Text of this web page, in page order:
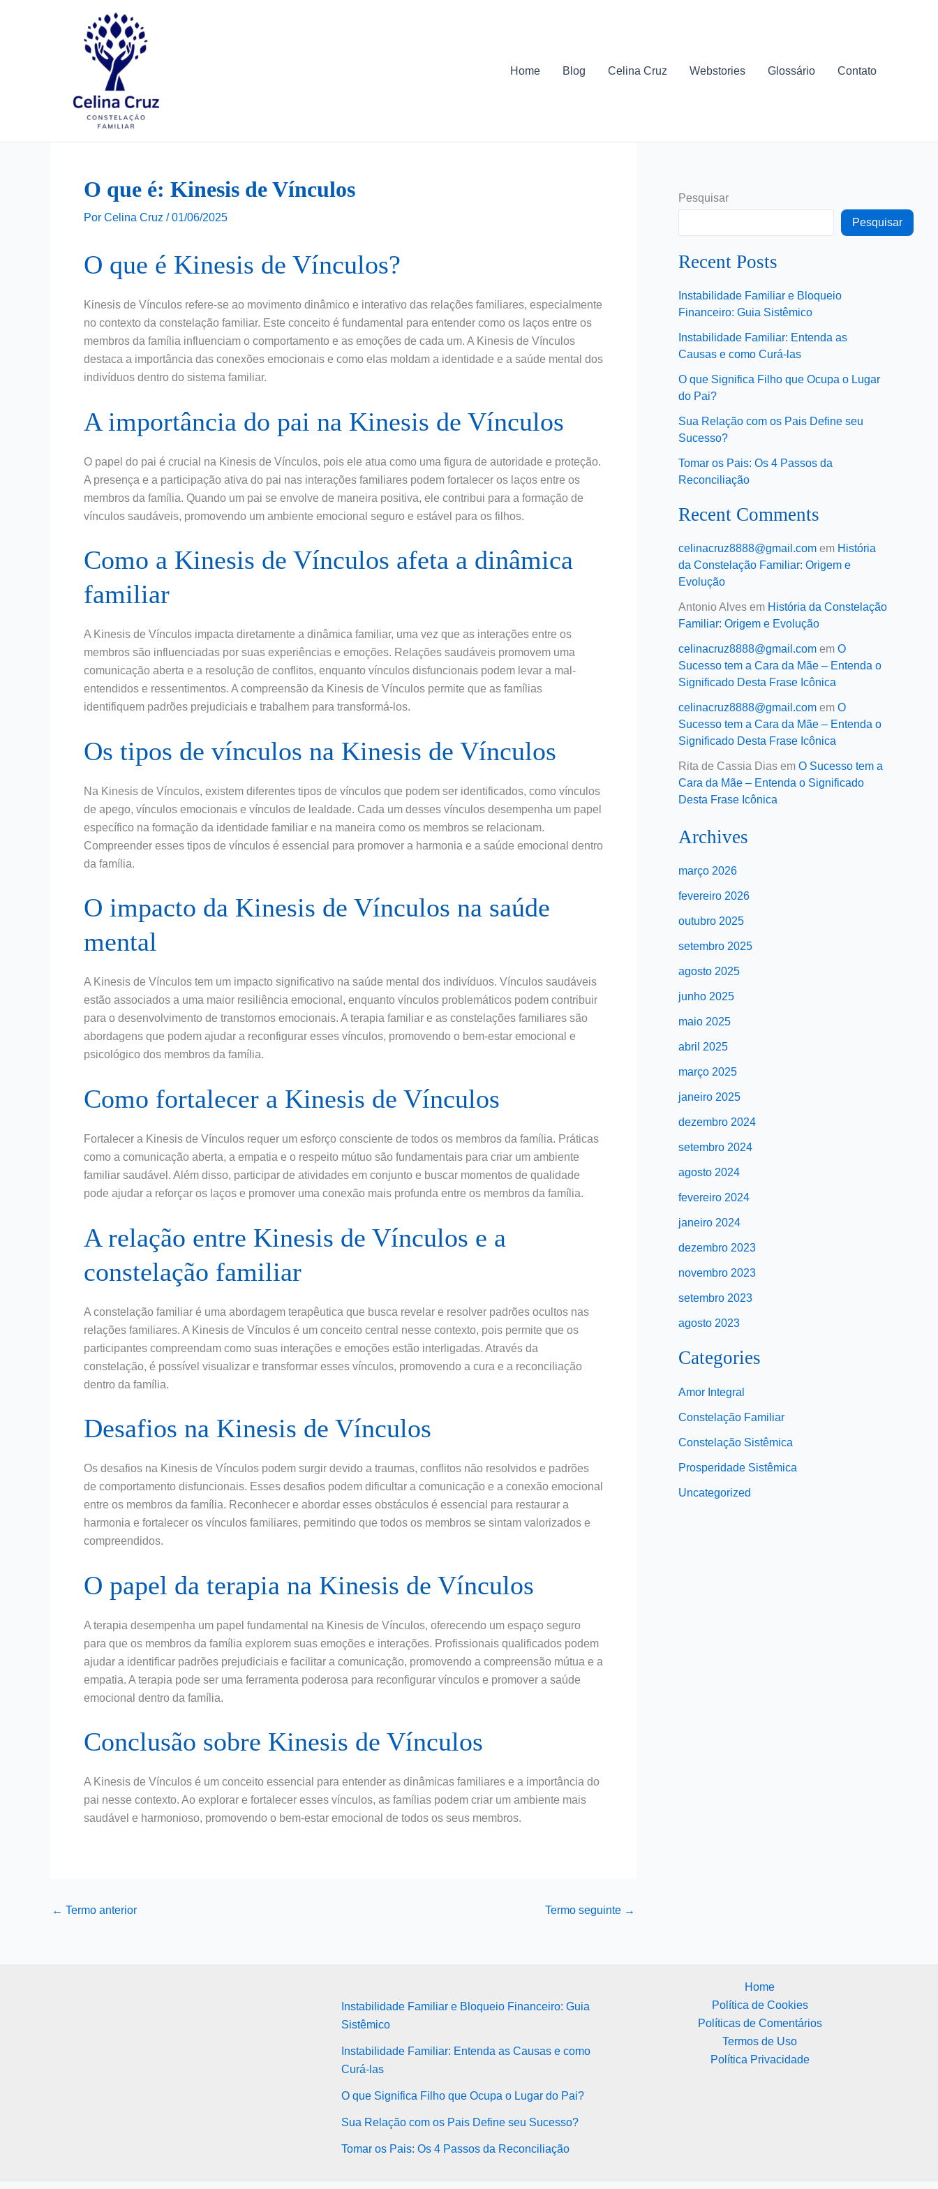
Home Blog Celina Cruz Webstories Glossário Contato
O que é: Kinesis de Vínculos
Por Celina Cruz /01/06/2025
O que é Kinesis de Vínculos?
Kinesis de Vínculos refere-se ao movimento dinâmico e interativo das relações familiares, especialmente
no contexto da constelação familiar. Este conceito é fundamental para entender como os laços entre os
membros da família influenciam o comportamento e as emoções de cada um. A Kinesis de Vínculos
destaca a importância das conexões emocionais e como elas moldam a identidade e a saúde mental dos
indivíduos dentro do sistema familiar.
A importância do pai na Kinesis de Vínculos
O papel do pai é crucial na Kinesis de Vínculos, pois ele atua como uma figura de autoridade e proteção.
A presença e a participação ativa do pai nas interações familiares podem fortalecer os laços entre os
membros da família. Quando um pai se envolve de maneira positiva, ele contribui para a formação de
vínculos saudáveis, promovendo um ambiente emocional seguro e estável para os filhos.
Como a Kinesis de Vínculos afeta a dinâmica
familiar
A Kinesis de Vínculos impacta diretamente a dinâmica familiar, uma vez que as interações entre os
membros são influenciadas por suas experiências e emoções. Relações saudáveis promovem uma
comunicação aberta e a resolução de conflitos, enquanto vínculos disfuncionais podem levar a mal-
entendidos e ressentimentos. A compreensão da Kinesis de Vínculos permite que as famílias
identifiquem padrões prejudiciais e trabalhem para transformá-los.
Os tipos de vínculos na Kinesis de Vínculos
Na Kinesis de Vínculos, existem diferentes tipos de vínculos que podem ser identificados, como vínculos
de apego, vínculos emocionais e vínculos de lealdade. Cada um desses vínculos desempenha um papel
específico na formação da identidade familiar e na maneira como os membros se relacionam.
Compreender esses tipos de vínculos é essencial para promover a harmonia e a saúde emocional dentro
da família.
O impacto da Kinesis de Vínculos na saúde
mental
A Kinesis de Vínculos tem um impacto significativo na saúde mental dos indivíduos. Vínculos saudáveis
estão associados a uma maior resiliência emocional, enquanto vínculos problemáticos podem contribuir
para o desenvolvimento de transtornos emocionais. A terapia familiar e as constelações familiares são
abordagens que podem ajudar a reconfigurar esses vínculos, promovendo o bem-estar emocional e
psicológico dos membros da família.
Como fortalecer a Kinesis de Vínculos
Fortalecer a Kinesis de Vínculos requer um esforço consciente de todos os membros da família. Práticas
como a comunicação aberta, a empatia e o respeito mútuo são fundamentais para criar um ambiente
familiar saudável. Além disso, participar de atividades em conjunto e buscar momentos de qualidade
pode ajudar a reforçar os laços e promover uma conexão mais profunda entre os membros da família.
A relação entre Kinesis de Vínculos e a
constelação familiar
A constelação familiar é uma abordagem terapêutica que busca revelar e resolver padrões ocultos nas
relações familiares. A Kinesis de Vínculos é um conceito central nesse contexto, pois permite que os
participantes compreendam como suas interações e emoções estão interligadas. Através da
constelação, é possível visualizar e transformar esses vínculos, promovendo a cura e a reconciliação
dentro da família.
Desafios na Kinesis de Vínculos
Os desafios na Kinesis de Vínculos podem surgir devido a traumas, conflitos não resolvidos e padrões
de comportamento disfuncionais. Esses desafios podem dificultar a comunicação e a conexão emocional
entre os membros da família. Reconhecer e abordar esses obstáculos é essencial para restaurar a
harmonia e fortalecer os vínculos familiares, permitindo que todos os membros se sintam valorizados e
compreendidos.
O papel da terapia na Kinesis de Vínculos
A terapia desempenha um papel fundamental na Kinesis de Vínculos, oferecendo um espaço seguro
para que os membros da família explorem suas emoções e interações. Profissionais qualificados podem
ajudar a identificar padrões prejudiciais e facilitar a comunicação, promovendo a compreensão mútua e a
empatia. A terapia pode ser uma ferramenta poderosa para reconfigurar vínculos e promover a saúde
emocional dentro da família.
Conclusão sobre Kinesis de Vínculos
A Kinesis de Vínculos é um conceito essencial para entender as dinâmicas familiares e a importância do
pai nesse contexto. Ao explorar e fortalecer esses vínculos, as famílias podem criar um ambiente mais
saudável e harmonioso, promovendo o bem-estar emocional de todos os seus membros.
← Termo anterior Termo seguinte →
Pesquisar
Pesquisar
Recent Posts
Instabilidade Familiar e Bloqueio
Financeiro: Guia Sistêmico
Instabilidade Familiar: Entenda as
Causas e como Curá-las
O que Significa Filho que Ocupa o Lugar
do Pai?
Sua Relação com os Pais Define seu
Sucesso?
Tomar os Pais: Os 4 Passos da
Reconciliação
Recent Comments
celinacruz8888@gmail.com em História
da Constelação Familiar: Origem e
Evolução
Antonio Alves em História da Constelação
Familiar: Origem e Evolução
celinacruz8888@gmail.com em O
Sucesso tem a Cara da Mãe – Entenda o
Significado Desta Frase Icônica
celinacruz8888@gmail.com em O
Sucesso tem a Cara da Mãe – Entenda o
Significado Desta Frase Icônica
Rita de Cassia Dias em O Sucesso tem a
Cara da Mãe – Entenda o Significado
Desta Frase Icônica
Archives
março 2026
fevereiro 2026
outubro 2025
setembro 2025
agosto 2025
junho 2025
maio 2025
abril 2025
março 2025
janeiro 2025
dezembro 2024
setembro 2024
agosto 2024
fevereiro 2024
janeiro 2024
dezembro 2023
novembro 2023
setembro 2023
agosto 2023
Categories
Amor Integral
Constelação Familiar
Constelação Sistêmica
Prosperidade Sistêmica
Uncategorized
Instabilidade Familiar e Bloqueio Financeiro: Guia
Sistêmico
Instabilidade Familiar: Entenda as Causas e como
Curá-las
O que Significa Filho que Ocupa o Lugar do Pai?
Sua Relação com os Pais Define seu Sucesso?
Tomar os Pais: Os 4 Passos da Reconciliação
Home
Política de Cookies
Políticas de Comentários
Termos de Uso
Política Privacidade